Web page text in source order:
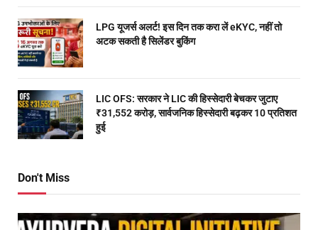
LPG यूजर्स अलर्ट! इस दिन तक करा लें eKYC, नहीं तो
अटक सकती है सिलेंडर बुकिंग
LIC OFS: सरकार ने LIC की हिस्सेदारी बेचकर जुटाए
₹31,552 करोड़, सार्वजनिक हिस्सेदारी बढ़कर 10 प्रतिशत
हुई
Don't Miss